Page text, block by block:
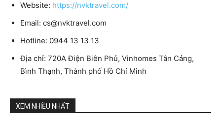
Website: https://nvktravel.com/
Email: cs@nvktravel.com
Hotline: 0944 13 13 13
Địa chỉ: 720A Điện Biên Phủ, Vinhomes Tân Cảng,
Bình Thạnh, Thành phố Hồ Chí Minh
XEM NHIỀU NHẤT